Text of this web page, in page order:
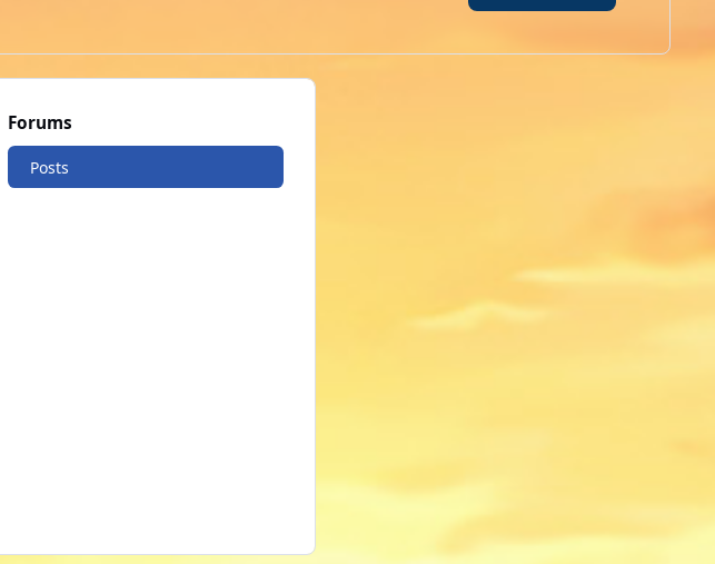
Forums
Posts